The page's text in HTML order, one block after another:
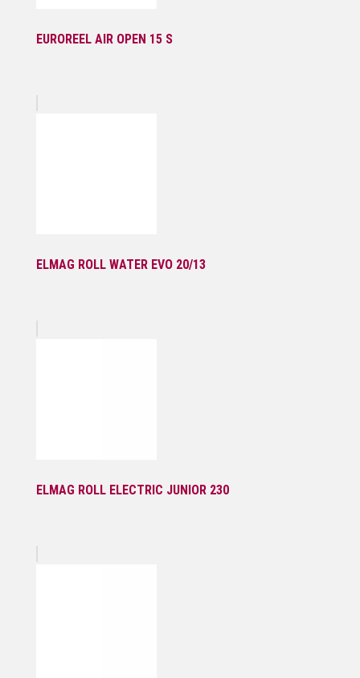
EUROREEL AIR OPEN 15 S
ELMAG ROLL WATER EVO 20/13
ELMAG ROLL ELECTRIC JUNIOR 230